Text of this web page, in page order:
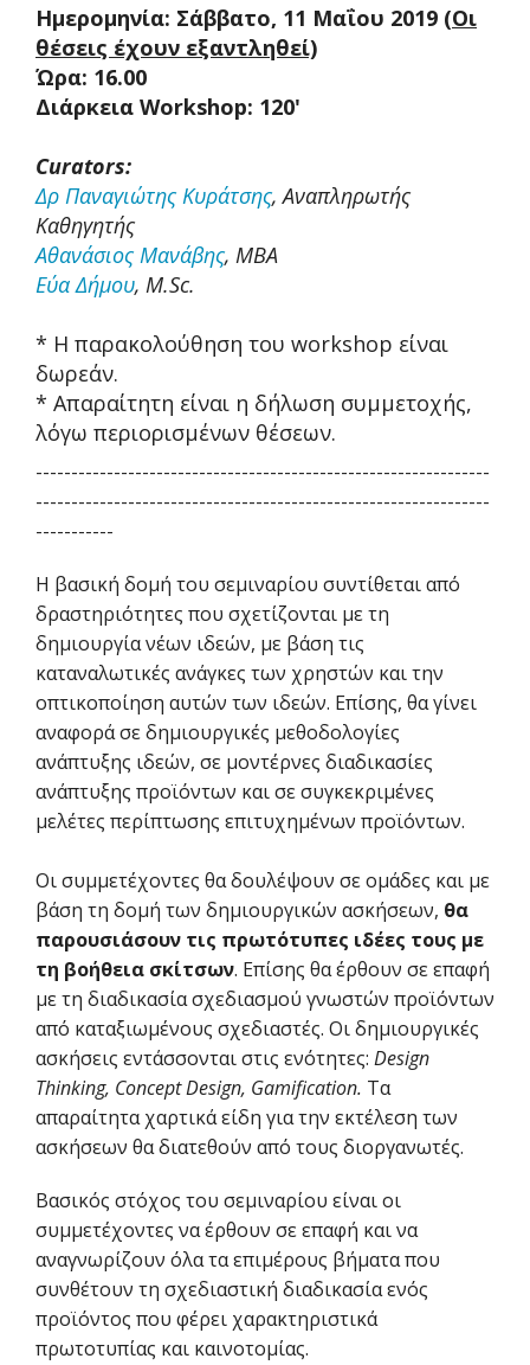
Ημερομηνία: Σάββατο, 11 Μαΐου 2019 (Οι
θέσεις έχουν εξαντληθεί)
Ώρα: 16.00
Διάρκεια Workshop: 120'
Curators:
Δρ Παναγιώτης Κυράτσης, Αναπληρωτής
Καθηγητής
Αθανάσιος Μανάβης, MBA
Εύα Δήμου, M.Sc.
* Η παρακολούθηση του workshop είναι
δωρεάν.
* Απαραίτητη είναι η δήλωση συμμετοχής,
λόγω περιορισμένων θέσεων.
----------------------------------------------------------------
----------------------------------------------------------------
-----------
Η βασική δομή του σεμιναρίου συντίθεται από
δραστηριότητες που σχετίζονται με τη
δημιουργία νέων ιδεών, με βάση τις
καταναλωτικές ανάγκες των χρηστών και την
οπτικοποίηση αυτών των ιδεών. Επίσης, θα γίνει
αναφορά σε δημιουργικές μεθοδολογίες
ανάπτυξης ιδεών, σε μοντέρνες διαδικασίες
ανάπτυξης προϊόντων και σε συγκεκριμένες
μελέτες περίπτωσης επιτυχημένων προϊόντων.
Οι συμμετέχοντες θα δουλέψουν σε ομάδες και με
βάση τη δομή των δημιουργικών ασκήσεων, θα
παρουσιάσουν τις πρωτότυπες ιδέες τους με
τη βοήθεια σκίτσων. Επίσης θα έρθουν σε επαφή
με τη διαδικασία σχεδιασμού γνωστών προϊόντων
από καταξιωμένους σχεδιαστές. Οι δημιουργικές
ασκήσεις εντάσσονται στις ενότητες: Design
Thinking, Concept Design, Gamification. Τα
απαραίτητα χαρτικά είδη για την εκτέλεση των
ασκήσεων θα διατεθούν από τους διοργανωτές.
Βασικός στόχος του σεμιναρίου είναι οι
συμμετέχοντες να έρθουν σε επαφή και να
αναγνωρίζουν όλα τα επιμέρους βήματα που
συνθέτουν τη σχεδιαστική διαδικασία ενός
προϊόντος που φέρει χαρακτηριστικά
πρωτοτυπίας και καινοτομίας.